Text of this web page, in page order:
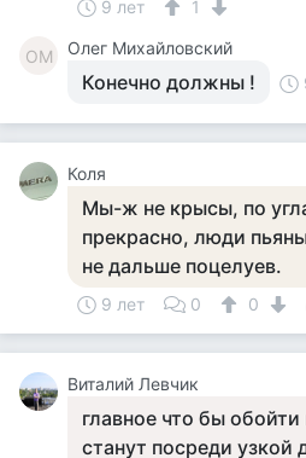
9 лет 1
ОМ Олег Михайловский
Конечно должны !
Коля
Мы-ж не крысы, по
прекрасно, люди
не дальше поцелуев.
9 лет 0 0
Виталий Левчик
главное что бы
станут посреди узкой